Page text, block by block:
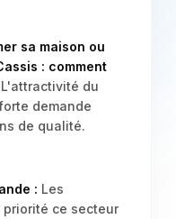
sa maison ou
: comment
L'attractivité du
demande
de qualité.
: Les
ce secteur